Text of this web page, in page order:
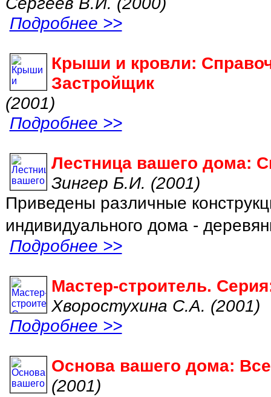
Подробнее >>
Крыши и кровли:
Застройщик
(2001)
Подробнее >>
Лестница вашего дома:
Зингер Б.И. (2001)
Приведены различные
индивидуального дома -
Подробнее >>
Мастер-строитель.
Хворостухина С.А. (2001)
Подробнее >>
Основа вашего дома:
(2001)